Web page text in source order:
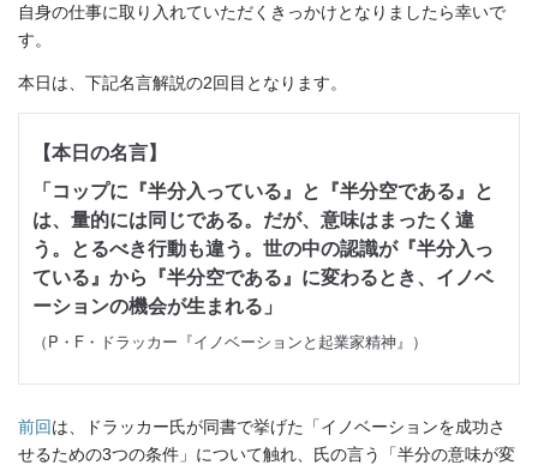
自身の仕事に取り入れていただくきっかけとなりましたら幸いで
す。
本日は、下記名言解説の2回目となります。
【本日の名言】
「コップに『半分入っている』と『半分空である』と
は、量的には同じである。だが、意味はまったく違
う。とるべき行動も違う。世の中の認識が『半分入っ
ている』から『半分空である』に変わるとき、イノベ
ーションの機会が生まれる」
（P・F・ドラッカー『イノベーションと起業家精神』）
前回は、ドラッカー氏が同書で挙げた「イノベーションを成功さ
せるための3つの条件」について触れ、氏の言う「半分の意味が変